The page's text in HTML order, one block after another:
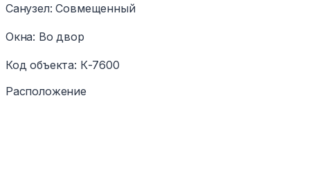
Санузел: Совмещенный
Окна: Во двор
Код объекта: К-7600
Расположение